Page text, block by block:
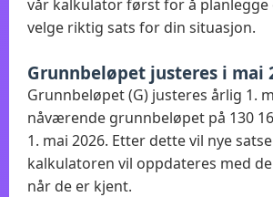
vår kalkulator først for å
velge riktig sats for din situasjon.
Grunnbeløpet justeres i mai
Grunnbeløpet (G) justeres årlig 1.
nåværende grunnbeløpet på 130
1. mai 2026. Etter dette vil nye
kalkulatoren vil oppdateres med
når de er kjent.